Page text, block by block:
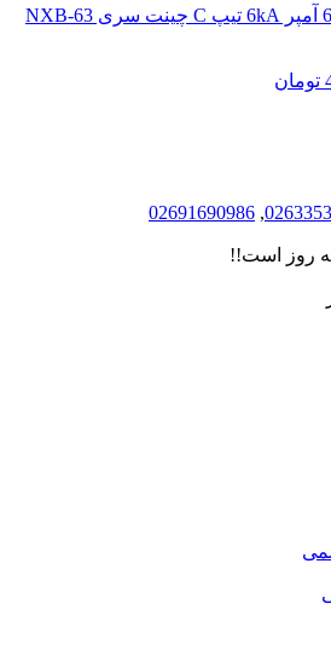
تومان
,
02691690986
روز است!!